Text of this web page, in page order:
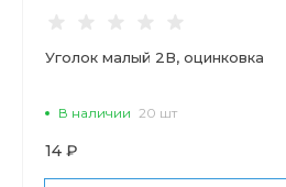
Уголок малый 2В, оцинковка
В наличии 20 шт
14 ₽